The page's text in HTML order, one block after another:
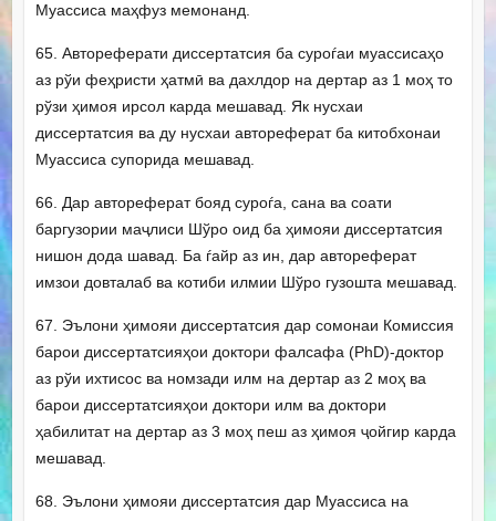
Муассиса маҳфуз мемонанд.
65. Автореферати диссертатсия ба суроѓаи муассисаҳо
аз рўи феҳристи ҳатмӣ ва дахлдор на дертар аз 1 моҳ то
рўзи ҳимоя ирсол карда мешавад. Як нусхаи
диссертатсия ва ду нусхаи автореферат ба китобхонаи
Муассиса супорида мешавад.
66. Дар автореферат бояд суроѓа, сана ва соати
баргузории маҷлиси Шўро оид ба ҳимояи диссертатсия
нишон дода шавад. Ба ѓайр аз ин, дар автореферат
имзои довталаб ва котиби илмии Шўро гузошта мешавад.
67. Эълони ҳимояи диссертатсия дар сомонаи Комиссия
барои диссертатсияҳои доктори фалсафа (РhD)-доктор
аз рўи ихтисос ва номзади илм на дертар аз 2 моҳ ва
барои диссертатсияҳои доктори илм ва доктори
ҳабилитат на дертар аз 3 моҳ пеш аз ҳимоя ҷойгир карда
мешавад.
68. Эълони ҳимояи диссертатсия дар Муассиса на